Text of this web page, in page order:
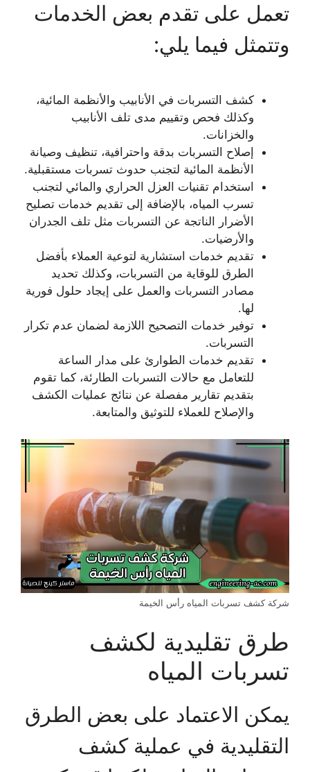
تعمل على تقدم بعض الخدمات
وتتمثل فيما يلي:
كشف التسربات في الأنابيب والأنظمة المائية،
وكذلك فحص وتقييم مدى تلف الأنابيب
والخزانات.
إصلاح التسربات بدقة واحترافية، تنظيف وصيانة
الأنظمة المائية لتجنب حدوث تسربات مستقبلية.
استخدام تقنيات العزل الحراري والمائي لتجنب
تسرب المياه، بالإضافة إلى تقديم خدمات تصليح
الأضرار الناتجة عن التسربات مثل تلف الجدران
والأرضيات.
تقديم خدمات استشارية لتوعية العملاء بأفضل
الطرق للوقاية من التسربات، وكذلك تحديد
مصادر التسربات والعمل على إيجاد حلول فورية
لها.
توفير خدمات التصحيح اللازمة لضمان عدم تكرار
التسربات.
تقديم خدمات الطوارئ على مدار الساعة
للتعامل مع حالات التسربات الطارئة، كما تقوم
بتقديم تقارير مفصلة عن نتائج عمليات الكشف
والإصلاح للعملاء للتوثيق والمتابعة.
شركة كشف تسربات المياه رأس الخيمة
طرق تقليدية لكشف
تسربات المياه
يمكن الاعتماد على بعض الطرق
التقليدية في عملية كشف